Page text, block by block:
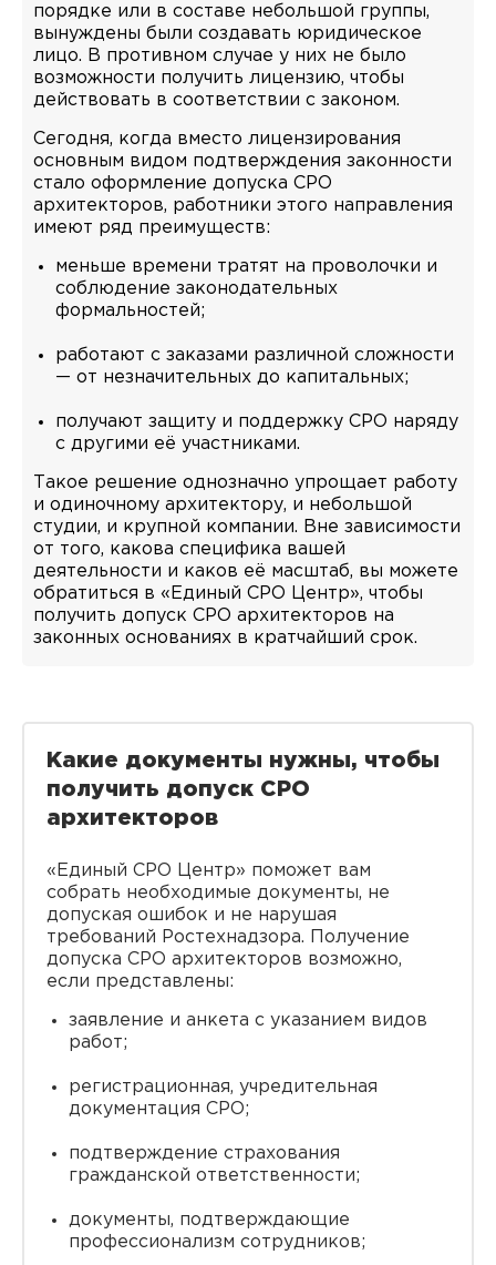
порядке или в составе небольшой группы,
вынуждены были создавать юридическое
лицо. В противном случае у них не было
возможности получить лицензию, чтобы
действовать в соответствии с законом.
Сегодня, когда вместо лицензирования
основным видом подтверждения законности
стало оформление допуска СРО
архитекторов, работники этого направления
имеют ряд преимуществ:
меньше времени тратят на проволочки и
соблюдение законодательных
формальностей;
работают с заказами различной сложности
— от незначительных до капитальных;
получают защиту и поддержку СРО наряду
с другими её участниками.
Такое решение однозначно упрощает работу
и одиночному архитектору, и небольшой
студии, и крупной компании. Вне зависимости
от того, какова специфика вашей
деятельности и каков её масштаб, вы можете
обратиться в «Единый СРО Центр», чтобы
получить допуск СРО архитекторов на
законных основаниях в кратчайший срок.
Какие документы нужны, чтобы
получить допуск СРО
архитекторов
«Единый СРО Центр» поможет вам
собрать необходимые документы, не
допуская ошибок и не нарушая
требований Ростехнадзора. Получение
допуска СРО архитекторов возможно,
если представлены:
заявление и анкета с указанием видов
работ;
регистрационная, учредительная
документация СРО;
подтверждение страхования
гражданской ответственности;
документы, подтверждающие
профессионализм сотрудников;